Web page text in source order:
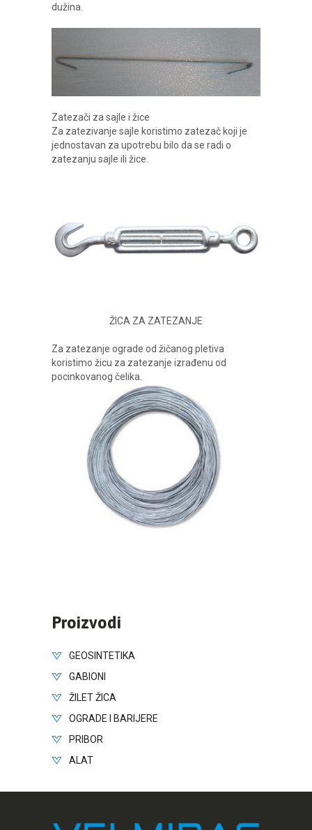
dužina.
Zatezači za sajle i žice
Za zatezivanje sajle koristimo zatezač koji je
jednostavan za upotrebu bilo da se radi o
zatezanju sajle ili žice.
ŽICA ZA ZATEZANJE
Za zatezanje ograde od žičanog pletiva
koristimo žicu za zatezanje izrađenu od
pocinkovanog čelika.
Proizvodi
GEOSINTETIKA
GABIONI
ŽILET ŽICA
OGRADE I BARIJERE
PRIBOR
ALAT